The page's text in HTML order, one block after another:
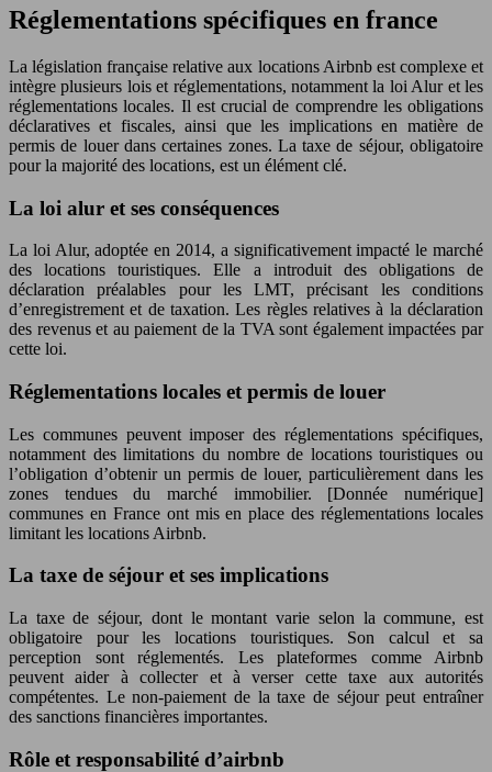
Réglementations spécifiques en france
La législation française relative aux locations Airbnb est complexe et
intègre plusieurs lois et réglementations, notamment la loi Alur et les
réglementations locales. Il est crucial de comprendre les obligations
déclaratives et fiscales, ainsi que les implications en matière de
permis de louer dans certaines zones. La taxe de séjour, obligatoire
pour la majorité des locations, est un élément clé.
La loi alur et ses conséquences
La loi Alur, adoptée en 2014, a significativement impacté le marché
des locations touristiques. Elle a introduit des obligations de
déclaration préalables pour les LMT, précisant les conditions
d’enregistrement et de taxation. Les règles relatives à la déclaration
des revenus et au paiement de la TVA sont également impactées par
cette loi.
Réglementations locales et permis de louer
Les communes peuvent imposer des réglementations spécifiques,
notamment des limitations du nombre de locations touristiques ou
l’obligation d’obtenir un permis de louer, particulièrement dans les
zones tendues du marché immobilier. [Donnée numérique]
communes en France ont mis en place des réglementations locales
limitant les locations Airbnb.
La taxe de séjour et ses implications
La taxe de séjour, dont le montant varie selon la commune, est
obligatoire pour les locations touristiques. Son calcul et sa
perception sont réglementés. Les plateformes comme Airbnb
peuvent aider à collecter et à verser cette taxe aux autorités
compétentes. Le non-paiement de la taxe de séjour peut entraîner
des sanctions financières importantes.
Rôle et responsabilité d’airbnb